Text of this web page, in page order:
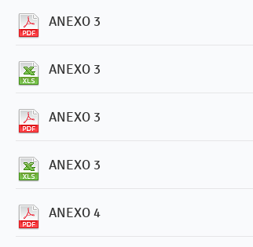
ANEXO 3
ANEXO 3
ANEXO 3
ANEXO 3
ANEXO 4